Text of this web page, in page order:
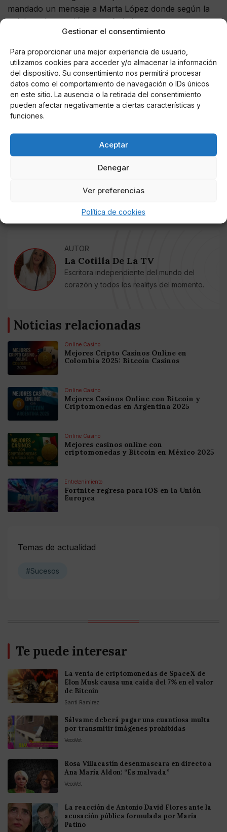
Gestionar el consentimiento
Para proporcionar una mejor experiencia de usuario,
utilizamos cookies para acceder y/o almacenar la información
del dispositivo. Su consentimiento nos permitirá procesar
datos como el comportamiento de navegación o IDs únicos
en este sitio. La ausencia o la retirada del consentimiento
pueden afectar negativamente a ciertas características y
funciones.
Aceptar
Denegar
Ver preferencias
Política de cookies
mandado un mensaje a Marta López donde según la
colaboradora, está muy enfadada y que es muy
posible que tome acciones legales. Un conocido diario
de Rocío Carrasco y deja entrever que es Marta
Riesco, reportera del programa de Ana Rosa
Quintana.
Marta Riesco, Antonio David, Olga Moreno, Rocío
Flores…Maemía tenemos hasta el 2030.
Oops
pic.twitter.com/sHROWWMbCM
AUTOR
La Cotilla De La TV
Escritora independiente del mundo del
corazón y todos los realitys del momento.
Noticias relacionadas
Online Casino
Mejores Cripto Casinos Online en
Colombia 2025: Bitcoin Casinos
Online Casino
Mejores Casinos Online con Bitcoin y
Criptomonedas en Argentina 2025
Online Casino
Mejores casinos online con
criptomonedas y Bitcoin en México 2025
Entretenimiento
Fortnite regresa para iOS en la Unión
Europea
Temas de actualidad
#Sucesos
Te puede interesar
La venta de criptomonedas de SpaceX de
Elon Musk causa una caída del 7% en el valor
de Bitcoin
Santi Ramirez
Sálvame deberá pagar una cuantiosa multa
por transmitir imágenes prohibidas
VecoVet
Rosa Villacastín desenmascara en directo a
Ana María Aldon: “Es malvada”
VecoVet
La reacción de Antonio David Flores ante la
acusación pública formulada por María
Patiño